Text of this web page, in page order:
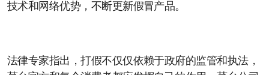
技术和网络优势，不断更新假冒产品。
法律专家指出，打假不仅仅依赖于政府的监管和执法，